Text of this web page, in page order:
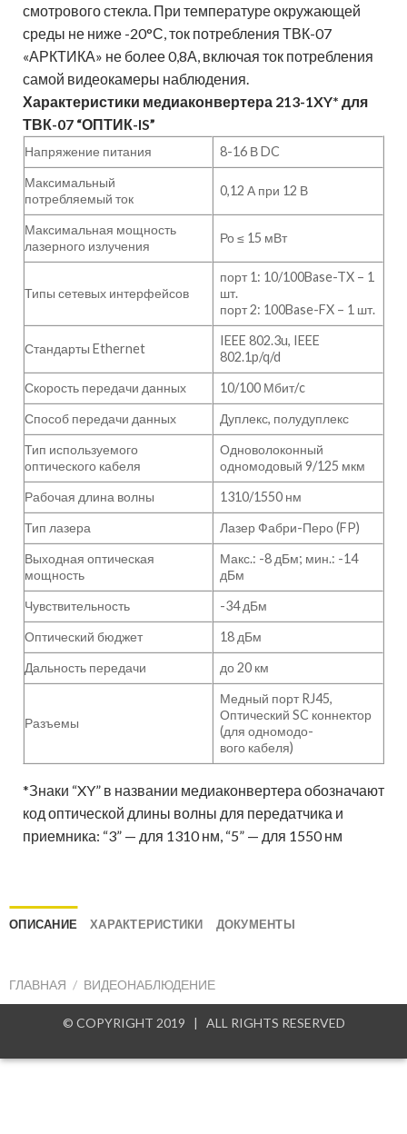
смотрового стекла. При температуре окружающей
среды не ниже -20°С, ток потребления ТВК-07
«АРКТИКА» не более 0,8А, включая ток потребления
самой видеокамеры наблюдения.
Характеристики медиаконвертера 213-1XY* для
ТВК-07 “ОПТИК-IS”
Напряжение питания
8-16 В DC
Максимальный
потребляемый ток
0,12 А при 12 В
Максимальная мощность
лазерного излучения
Ро ≤ 15 мВт
Типы сетевых интерфейсов
порт 1: 10/100Base-TX – 1
шт.
порт 2: 100Base-FX – 1 шт.
Стандарты Ethernet
IEEE 802.3u, IEEE
802.1p/q/d
Скорость передачи данных
10/100 Мбит/c
Способ передачи данных
Дуплекс, полудуплекс
Тип используемого
оптического кабеля
Одноволоконный
одномодовый 9/125 мкм
Рабочая длина волны
1310/1550 нм
Тип лазера
Лазер Фабри-Перо (FP)
Выходная оптическая
мощность
Макс.: -8 дБм; мин.: -14
дБм
Чувствительность
-34 дБм
Оптический бюджет
18 дБм
Дальность передачи
до 20 км
Разъемы
Медный порт RJ45,
Оптический SC коннектор
(для одномодо-
вого кабеля)
*Знаки “XY” в названии медиаконвертера обозначают
код оптической длины волны для передатчика и
приемника: “3” — для 1310 нм, “5” — для 1550 нм
ОПИСАНИЕ ХАРАКТЕРИСТИКИ ДОКУМЕНТЫ
ГЛАВНАЯ / ВИДЕОНАБЛЮДЕНИЕ
© COPYRIGHT 2019 | ALL RIGHTS RESERVED